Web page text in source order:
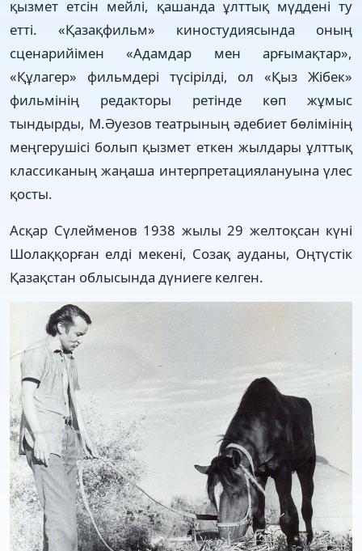
қызмет етсін мейлі, қашанда ұлттық мүддені ту
етті. «Қазақфильм» киностудиясында оның
сценарийімен «Адамдар мен арғымақтар»,
«Құлагер» фильмдері түсірілді, ол «Қыз Жібек»
фильмінің редакторы ретінде көп жұмыс
тындырды, М.Әуезов театрының әдебиет бөлімінің
меңгерушісі болып қызмет еткен жылдары ұлттық
классиканың жаңаша интерпретациялануына үлес
қосты.
Асқар Сүлейменов 1938 жылы 29 желтоқсан күні
Шолаққорған елді мекені, Созақ ауданы, Оңтүстік
Қазақстан облысында дүниеге келген.